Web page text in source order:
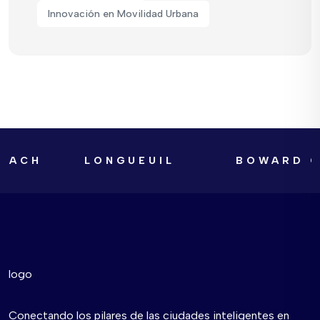
Innovación en Movilidad Urbana
LONGUEUIL BOWARD
Conectando los pilares de las ciudades inteligentes en